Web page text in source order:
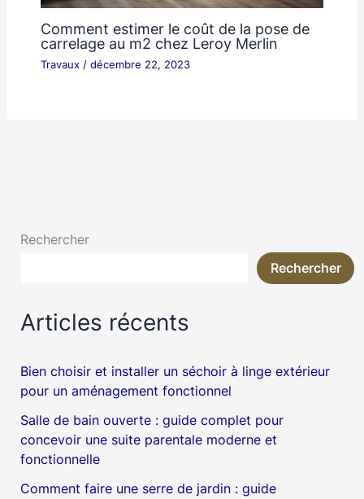
Comment estimer le coût de la pose de
carrelage au m2 chez Leroy Merlin
Travaux/ décembre 22, 2023
Rechercher
Rechercher
Articles récents
Bien choisir et installer un séchoir à linge extérieur
pour un aménagement fonctionnel
Salle de bain ouverte : guide complet pour
concevoir une suite parentale moderne et
fonctionnelle
Comment faire une serre de jardin : guide